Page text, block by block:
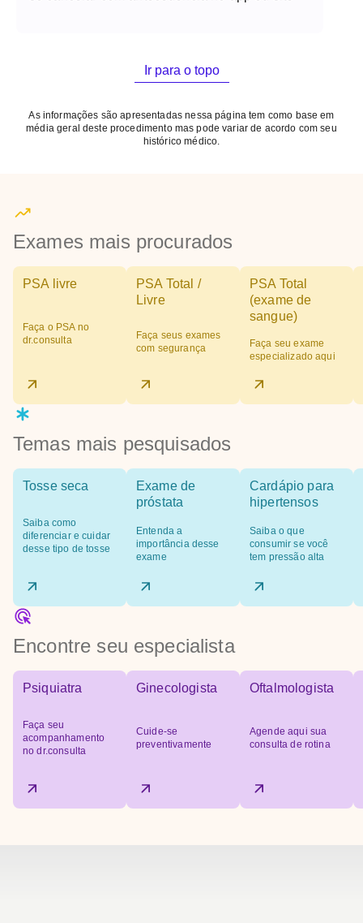
Ir para o topo
As informações são apresentadas nessa página tem como base em
média geral deste procedimento mas pode variar de acordo com seu
histórico médico.
Exames mais procurados
PSA livre
Faça o PSA no
dr.consulta
PSA Total /
Livre
Faça seus exames
com segurança
PSA Total
(exame de
sangue)
Faça seu exame
especializado aqui
Temas mais pesquisados
Tosse seca
Saiba como
diferenciar e cuidar
desse tipo de tosse
Exame de
próstata
Entenda a
importância desse
exame
Cardápio para
hipertensos
Saiba o que
consumir se você
tem pressão alta
Encontre seu especialista
Psiquiatra
Faça seu
acompanhamento
no dr.consulta
Ginecologista
Cuide-se
preventivamente
Oftalmologista
Agende aqui sua
consulta de rotina